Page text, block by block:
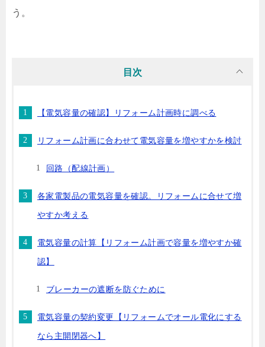
う。
目次
【電気容量の確認】リフォーム計画時に調べる
リフォーム計画に合わせて電気容量を増やすかを検討
回路（配線計画）
各家電製品の電気容量を確認。リフォームに合せて増
やすか考える
電気容量の計算【リフォーム計画で容量を増やすか確
認】
ブレーカーの遮断を防ぐために
電気容量の契約変更【リフォームでオール電化にする
なら主開閉器へ】